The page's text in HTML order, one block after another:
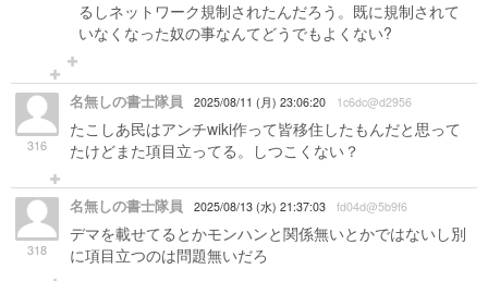
るしネットワーク規制されたんだろう。既に規制されて
いなくなった奴の事なんてどうでもよくない?
316
名無しの書士隊員 2025/08/11 (月) 23:06:20 1c6dc@d2956
たこしあ民はアンチwiki作って皆移住したもんだと思って
たけどまた項目立ってる。しつこくない？
318
名無しの書士隊員 2025/08/13 (水) 21:37:03 fd04d@5b9f6
デマを載せてるとかモンハンと関係無いとかではないし別
に項目立つのは問題無いだろ